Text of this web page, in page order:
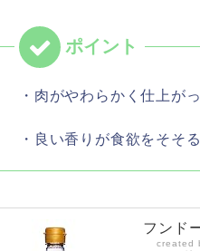
・肉がやわらかく仕上が
・良い香りが食欲をそそる
フンド
created